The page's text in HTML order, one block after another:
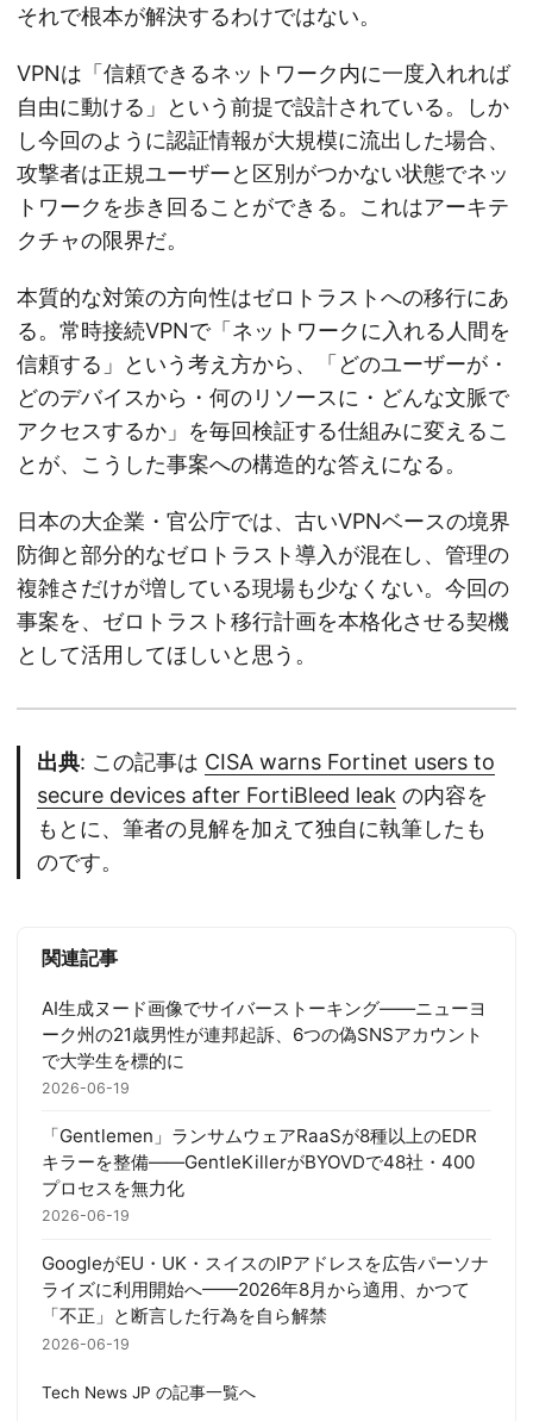
それで根本が解決するわけではない。
VPNは「信頼できるネットワーク内に一度入れれば
自由に動ける」という前提で設計されている。しか
し今回のように認証情報が大規模に流出した場合、
攻撃者は正規ユーザーと区別がつかない状態でネッ
トワークを歩き回ることができる。これはアーキテ
クチャの限界だ。
本質的な対策の方向性はゼロトラストへの移行にあ
る。常時接続VPNで「ネットワークに入れる人間を
信頼する」という考え方から、「どのユーザーが・
どのデバイスから・何のリソースに・どんな文脈で
アクセスするか」を毎回検証する仕組みに変えるこ
とが、こうした事案への構造的な答えになる。
日本の大企業・官公庁では、古いVPNベースの境界
防御と部分的なゼロトラスト導入が混在し、管理の
複雑さだけが増している現場も少なくない。今回の
事案を、ゼロトラスト移行計画を本格化させる契機
として活用してほしいと思う。
出典: この記事は CISA warns Fortinet users to
secure devices after FortiBleed leak の内容を
もとに、筆者の見解を加えて独自に執筆したも
のです。
関連記事
AI生成ヌード画像でサイバーストーキング——ニューヨ
ーク州の21歳男性が連邦起訴、6つの偽SNSアカウント
で大学生を標的に
2026-06-19
「Gentlemen」ランサムウェアRaaSが8種以上のEDR
キラーを整備——GentleKillerがBYOVDで48社・400
プロセスを無力化
2026-06-19
GoogleがEU・UK・スイスのIPアドレスを広告パーソナ
ライズに利用開始へ——2026年8月から適用、かつて
「不正」と断言した行為を自ら解禁
2026-06-19
Tech News JP の記事一覧へ